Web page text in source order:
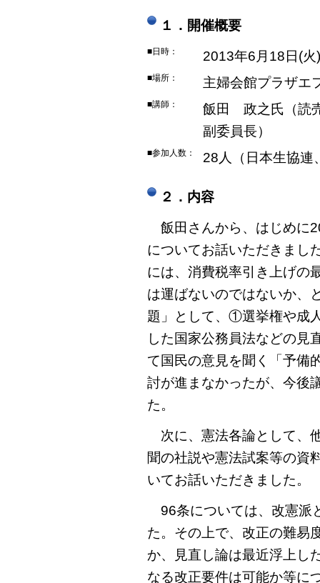
１．開催概要
■日時： 2013年6月18日(
■場所： 主婦会館プラザ
■講師：
飯田 政之氏（読
副委員長）
■参加人数： 28人（日本生協連
２．内容
飯田さんから、はじめに
についてお話いただきまし
には、消費税率引き上げの
は運ばないのではないか、
題」として、①選挙権や成
した国家公務員法などの
て国民の意見を聞く「予備
討が進まなかったが、今後
た。
次に、憲法各論として、
聞の社説や憲法試案等の資
いてお話いただきました。
96条については、改憲派
た。その上で、改正の難易
か、見直し論は最近浮上し
なる改正要件は可能か等に